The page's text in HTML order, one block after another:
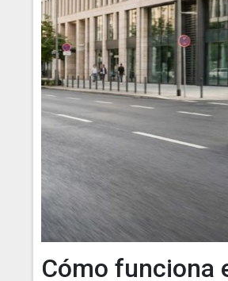
Cómo funciona